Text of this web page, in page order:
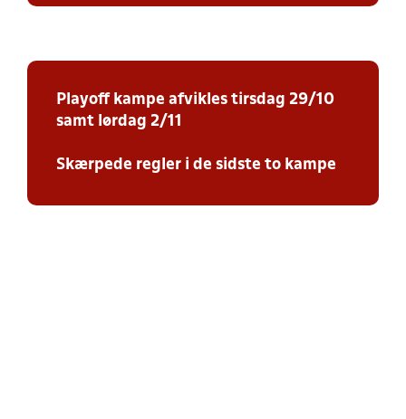
Playoff kampe afvikles tirsdag 29/10
samt lørdag 2/11
Skærpede regler i de sidste to kampe